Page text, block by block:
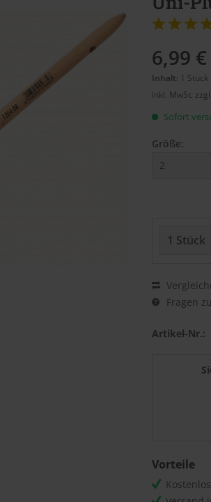
6,99 €
Inhalt: 1 Stück
inkl. MwSt.
Sofort
Größe:
Fragen
Artikel-Nr.:
Vorteile